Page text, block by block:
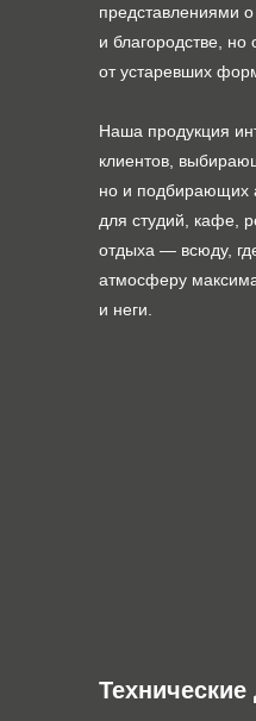
представлениями
и благородстве, но
от устаревших
Наша продукция
клиентов,
но и подбирающих
для студий, кафе,
отдыха — всюду,
атмосферу
и неги.
Технические